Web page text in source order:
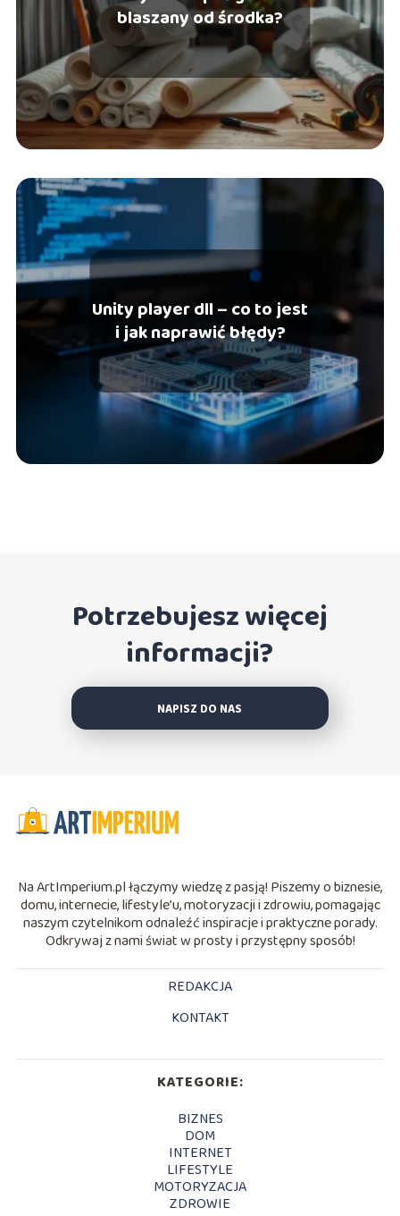
blaszany od środka?
Unity player dll – co to jest
i jak naprawić błędy?
Potrzebujesz więcej
informacji?
NAPISZ DO NAS
Na ArtImperium.pl łączymy wiedzę z pasją! Piszemy o biznesie,
domu, internecie, lifestyle’u, motoryzacji i zdrowiu, pomagając
naszym czytelnikom odnaleźć inspiracje i praktyczne porady.
Odkrywaj z nami świat w prosty i przystępny sposób!
REDAKCJA
KONTAKT
KATEGORIE:
BIZNES
DOM
INTERNET
LIFESTYLE
MOTORYZACJA
ZDROWIE